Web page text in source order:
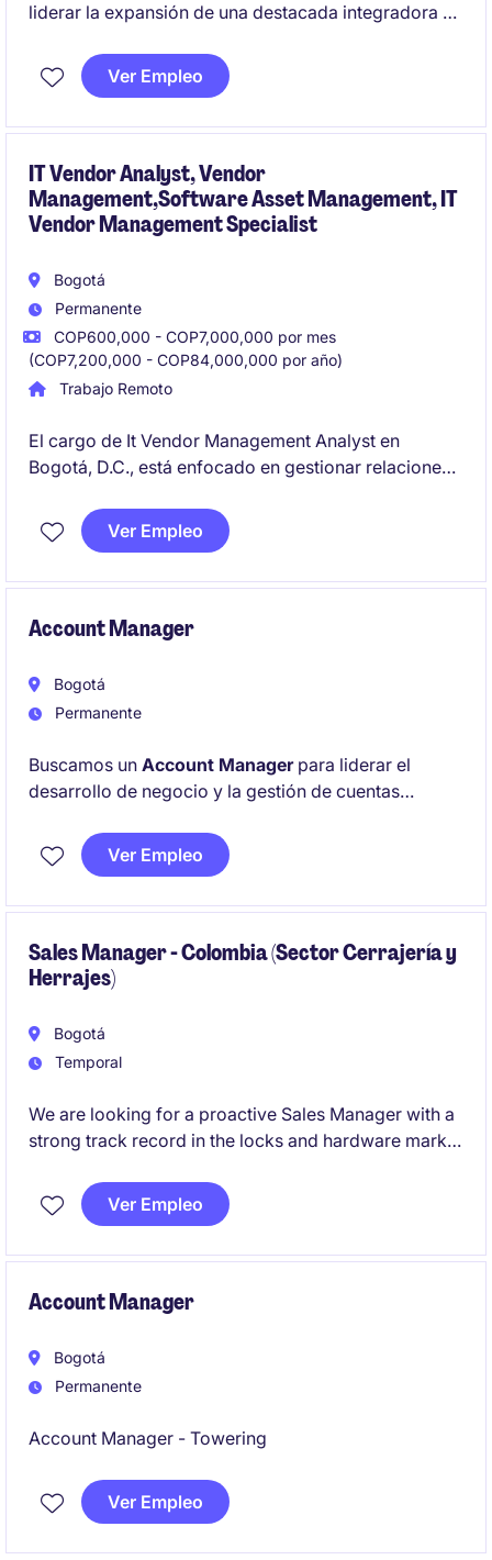
liderar la expansión de una destacada integradora de
de infraestructura y servicios digitales de última
generación. El candidato ideal será responsable de
de dólares anuales.
Ver Empleo
IT Vendor Analyst, Vendor
Management,Software Asset Management, IT
Vendor Management Specialist
Bogotá
Permanente
COP600,000 - COP7,000,000 por mes
(COP7,200,000 - COP84,000,000 por año)
Trabajo Remoto
El cargo de It Vendor Management Analyst en
Bogotá, D.C., está enfocado en gestionar relaciones
cumplimiento de los acuerdos establecidos para
optimizar los servicios tecnológicos de la empresa.
Ver Empleo
Account Manager
Bogotá
Permanente
Buscamos un Account Managerpara liderar el
desarrollo de negocio y la gestión de cuentas
Providers) en Colombia. Será responsable de
generar nuevas oportunidades comerciales,
ventas dentro de la industria de telecomunicaciones
y tecnología.
Ver Empleo
Sales Manager - Colombia (Sector Cerrajería y
Herrajes)
Bogotá
Temporal
We are looking for a proactive Sales Manager with a
strong track record in the locks and hardware market
through offline channels.
Ver Empleo
Account Manager
Bogotá
Permanente
Account Manager - Towering
Ver Empleo